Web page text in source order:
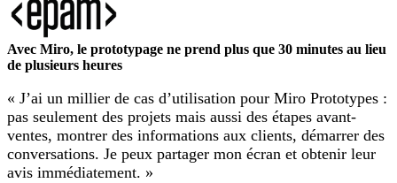
Avec Miro, le prototypage ne prend plus que 30 minutes au lieu
de plusieurs heures
« J’ai un millier de cas d’utilisation pour Miro Prototypes :
pas seulement des projets mais aussi des étapes avant-
ventes, montrer des informations aux clients, démarrer des
conversations. Je peux partager mon écran et obtenir leur
avis immédiatement. »